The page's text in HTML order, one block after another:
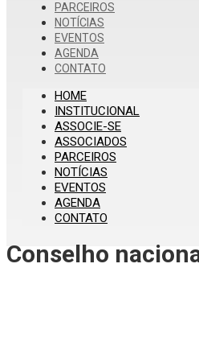
PARCEIROS
NOTÍCIAS
EVENTOS
AGENDA
CONTATO
HOME
INSTITUCIONAL
ASSOCIE-SE
ASSOCIADOS
PARCEIROS
NOTÍCIAS
EVENTOS
AGENDA
CONTATO
Conselho